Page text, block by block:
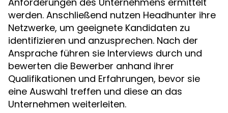
werden. Anschließend nutzen Headhunter ihre
Netzwerke, um geeignete Kandidaten zu
identifizieren und anzusprechen. Nach der
Ansprache führen sie Interviews durch und
bewerten die Bewerber anhand ihrer
Qualifikationen und Erfahrungen, bevor sie
eine Auswahl treffen und diese an das
Unternehmen weiterleiten.